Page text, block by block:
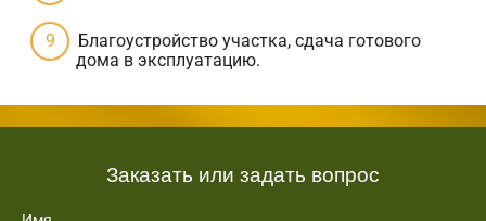
Благоустройство участка, сдача готового
дома в эксплуатацию.
Заказать или задать вопрос